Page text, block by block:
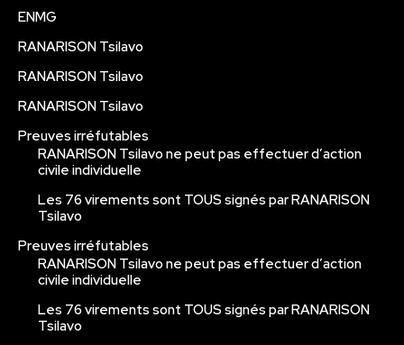
ENMG
RANARISON Tsilavo
RANARISON Tsilavo
RANARISON Tsilavo
Preuves irréfutables
RANARISON Tsilavo ne peut pas effectuer d’action
civile individuelle
Les 76 virements sont TOUS signés par RANARISON
Tsilavo
Preuves irréfutables
RANARISON Tsilavo ne peut pas effectuer d’action
civile individuelle
Les 76 virements sont TOUS signés par RANARISON
Tsilavo